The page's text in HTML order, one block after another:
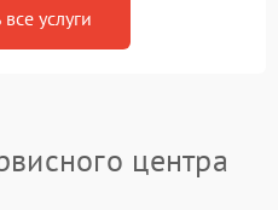
услуги
центра